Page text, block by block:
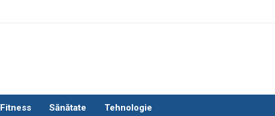
Fitness Sănătate Tehnologie